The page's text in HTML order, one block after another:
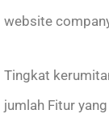
website
Tingkat
jumlah Fitur